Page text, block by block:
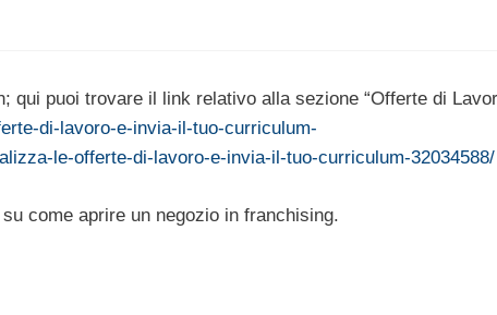
qui puoi trovare il link relativo alla sezione “Offerte di
di-lavoro-e-invia-il-tuo-curriculum-
le-offerte-di-lavoro-e-invia-il-tuo-curriculum-32034588/
come aprire un negozio in franchising.